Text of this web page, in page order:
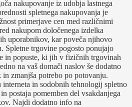
nakupovanje iz udobja lastnega
spletnega nakupovanja je
primerjave cen med različnimi
nakupom določenega izdelka
uporabnikov, kar poveča njihovo
Spletne trgovine pogosto ponujajo
in popuste, ki jih v fizičnih trgovinah
na vaš domači naslov še dodatno
zmanjša potrebo po potovanju.
in sodobnih tehnologij spletno
postaja pomemben del vsakdanjega
Najdi dodatno info na